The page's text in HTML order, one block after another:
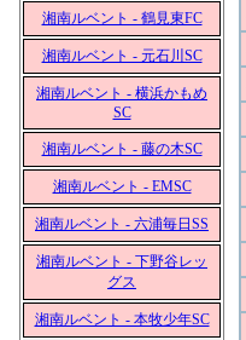
湘南ルベント - 鶴見東FC
湘南ルベント - 元石川SC
湘南ルベント - 横浜かもめ
SC
湘南ルベント - 藤の木SC
湘南ルベント - EMSC
湘南ルベント - 六浦毎日SS
湘南ルベント - 下野谷レッ
グス
湘南ルベント - 本牧少年SC